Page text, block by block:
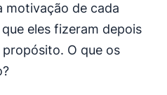
motivação de cada
eles fizeram depois
O que os